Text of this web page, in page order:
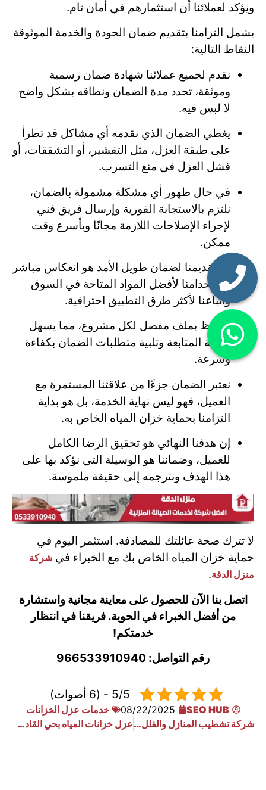
ويؤكد لعملائنا أن استثمارهم في أمان تام.
يشمل التزامنا بتقديم ضمان الجودة والخدمة الموثوقة
النقاط التالية:
نقدم لجميع عملائنا شهادة ضمان رسمية
وموثقة، تحدد مدة الضمان ونطاقه بشكل واضح
لا لبس فيه.
يغطي الضمان الذي نقدمه أي مشاكل قد تطرأ
على طبقة العزل، مثل التقشير، أو التشققات، أو
فشل العزل في منع التسرب.
في حال ظهور أي مشكلة مشمولة بالضمان،
نلتزم بالاستجابة الفورية وإرسال فريق فني
لإجراء الإصلاحات اللازمة مجانًا وبأسرع وقت
ممكن.
إن تقديمنا لضمان طويل الأمد هو انعكاس مباشر
لاستخدامنا لأفضل المواد المتاحة في السوق
واتباعنا لأكثر طرق التطبيق احترافية.
نحتفظ بملف مفصل لكل مشروع، مما يسهل
عملية المتابعة وتلبية متطلبات الضمان بكفاءة
وسرعة.
نعتبر الضمان جزءًا من علاقتنا المستمرة مع
العميل، فهو ليس نهاية الخدمة، بل هو بداية
التزامنا بحماية خزان المياه الخاص به.
إن هدفنا النهائي هو تحقيق الرضا الكامل
للعميل، وضماننا هو الوسيلة التي نؤكد بها على
هذا الهدف ونترجمه إلى حقيقة ملموسة.
لا تترك صحة عائلتك للمصادفة. استثمر اليوم في
حماية خزان المياه الخاص بك مع الخبراء في شركة
منزل الدقة.
اتصل بنا الآن للحصول على معاينة مجانية واستشارة
من أفضل الخبراء في الحوية. فريقنا في انتظار
خدمتكم!
رقم التواصل: 966533910940
5/5 - (6 أصوات)
SEO HUB
08/22/2025
خدمات عزل الخزانات
شركة تشطيب المنازل والفلل بافضل الاسعار
عزل خزانات المياه بحي القادسية